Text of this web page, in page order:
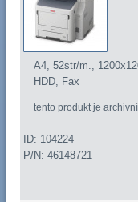
A4, 52str/m.,
HDD, Fax
tento produkt je
ID: 104224
P/N: 46148721